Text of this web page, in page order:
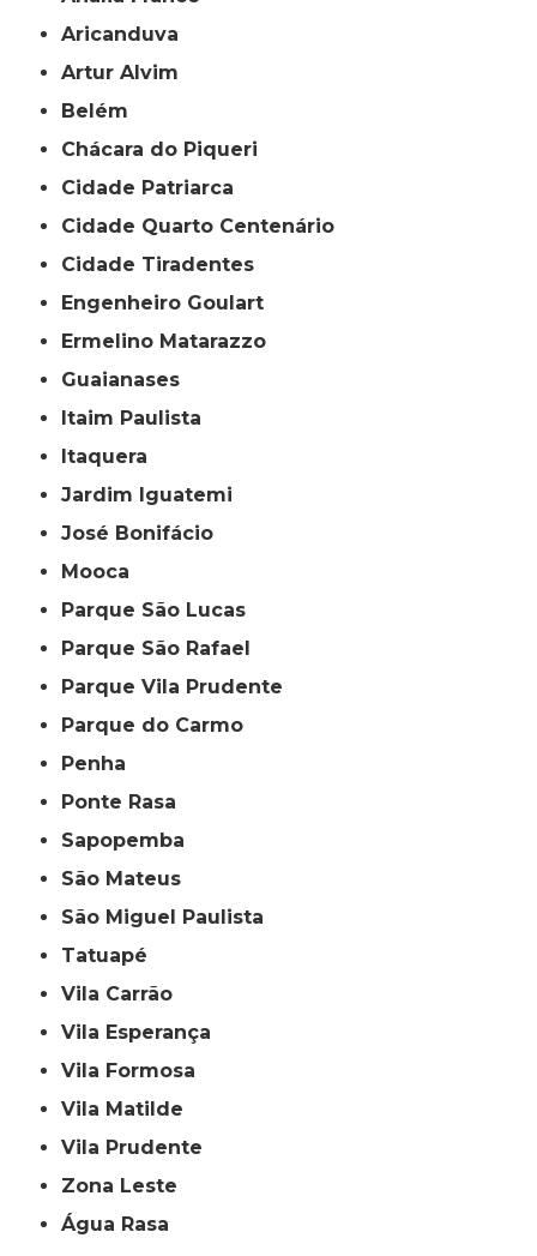
Aricanduva
Artur Alvim
Belém
Chácara do Piqueri
Cidade Patriarca
Cidade Quarto Centenário
Cidade Tiradentes
Engenheiro Goulart
Ermelino Matarazzo
Guaianases
Itaim Paulista
Itaquera
Jardim Iguatemi
José Bonifácio
Mooca
Parque São Lucas
Parque São Rafael
Parque Vila Prudente
Parque do Carmo
Penha
Ponte Rasa
Sapopemba
São Mateus
São Miguel Paulista
Tatuapé
Vila Carrão
Vila Esperança
Vila Formosa
Vila Matilde
Vila Prudente
Zona Leste
Água Rasa